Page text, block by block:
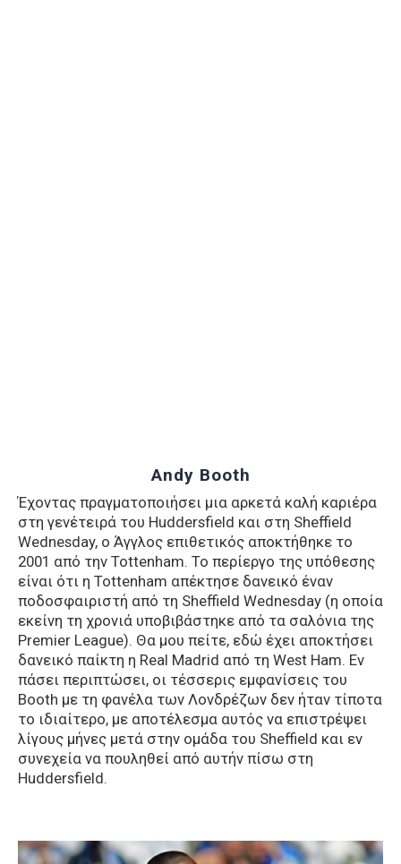
Andy Booth
Έχοντας πραγματοποιήσει μια αρκετά καλή καριέρα
στη γενέτειρά του Huddersfield και στη Sheffield
Wednesday, o Άγγλος επιθετικός αποκτήθηκε το
2001 από την Tottenham. Το περίεργο της υπόθεσης
είναι ότι η Tottenham απέκτησε δανεικό έναν
ποδοσφαιριστή από τη Sheffield Wednesday (η οποία
εκείνη τη χρονιά υποβιβάστηκε από τα σαλόνια της
Premier League). Θα μου πείτε, εδώ έχει αποκτήσει
δανεικό παίκτη η Real Madrid από τη West Ham. Εν
πάσει περιπτώσει, οι τέσσερις εμφανίσεις του
Booth με τη φανέλα των Λονδρέζων δεν ήταν τίποτα
το ιδιαίτερο, με αποτέλεσμα αυτός να επιστρέψει
λίγους μήνες μετά στην ομάδα του Sheffield και εν
συνεχεία να πουληθεί από αυτήν πίσω στη
Huddersfield.